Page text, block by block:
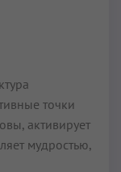
точки
активирует
мудростью,